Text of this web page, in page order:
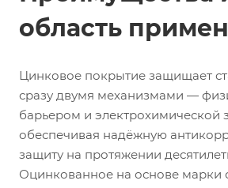
область
Цинковое покрытие защищает
сразу двумя механизмами —
барьером и электрохимической
обеспечивая надёжную
защиту на протяжении
Оцинкованное на основе марки